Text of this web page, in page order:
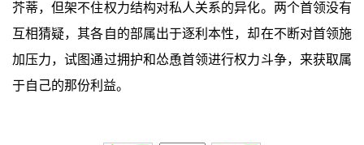
芥蒂，但架不住权力结构对私人关系的异化。两个首领没有
互相猜疑，其各自的部属出于逐利本性，却在不断对首领施
加压力，试图通过拥护和怂恿首领进行权力斗争，来获取属
于自己的那份利益。